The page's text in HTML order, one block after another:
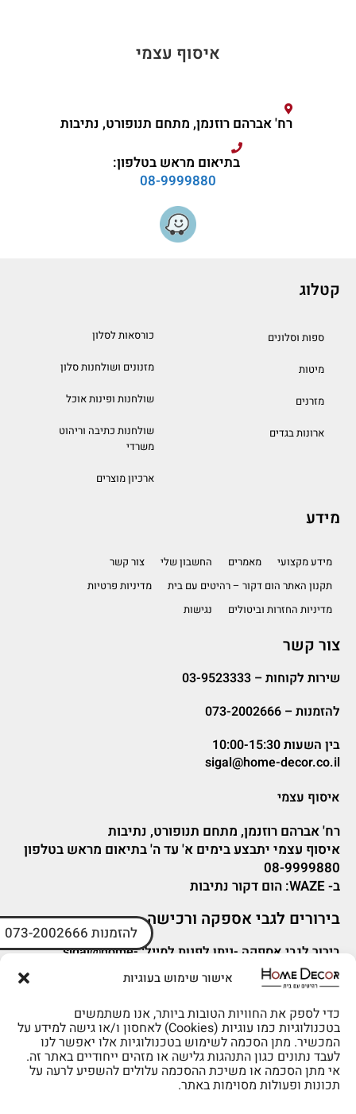
אישור שימוש בעוגיות
כדי לספק את החוויות הטובות ביותר, אנו משתמשים
בטכנולוגיות כמו עוגיות (Cookies) לאחסון ו/או גישה למידע על
המכשיר. מתן הסכמה לשימוש בטכנולוגיות אלו יאפשר לנו
לעבד נתונים כגון התנהגות גלישה או מזהים ייחודיים באתר זה.
אי מתן הסכמה או משיכת ההסכמה עלולים להשפיע לרעה על
תכונות ופעולות מסוימות באתר.
להזמנות 073-2002666
איסוף עצמי
רח' אברהם רוזנמן, מתחם תנופורט, נתיבות
בתיאום מראש בטלפון:
08-9999880
קטלוג
ספות וסלונים
מיטות
מזרנים
ארונות בגדים
כורסאות לסלון
מזנונים ושולחנות סלון
שולחנות ופינות אוכל
שולחנות כתיבה וריהוט
משרדי
ארכיון מוצרים
מידע
מידע מקצועי מאמרים החשבון שלי
צור קשר
תקנון האתר הום דקור – רהיטים עם בית
מדיניות פרטיות
מדיניות החזרות וביטולים
נגישות
צור קשר
שירות לקוחות – 03-9523333
להזמנות – 073-2002666
בין השעות 10:00-15:30
sigal@home-decor.co.il
איסוף עצמי
רח' אברהם רוזנמן, מתחם תנופורט, נתיבות
איסוף עצמי יתבצע בימים א' עד ה' בתיאום מראש בטלפון
08-9999880
ב-WAZE: הום דקור נתיבות
בירורים לגבי אספקה ורכישה
בירור לגבי אספקה -ניתן לפנות למייל:sigal@home-
decor.co.il
פניות לפני רכישה – ניתן לפנות למייל: omer@home-
decor.co.il
לרכישה טלפונית: 073-2002666